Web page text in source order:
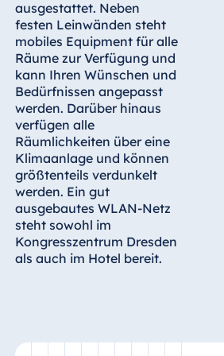
Malta
Antonine Hotel &
Spa Malta
Mauritius
Resort & Spa
Mauritius
ausgestattet. Neben
festen Leinwänden steht
mobiles Equipment für alle
Räume zur Verfügung und
kann Ihren Wünschen und
Bedürfnissen angepasst
werden. Darüber hinaus
verfügen alle
Räumlichkeiten über eine
Klimaanlage und können
größtenteils verdunkelt
werden. Ein gut
ausgebautes WLAN-Netz
steht sowohl im
Kongresszentrum Dresden
als auch im Hotel bereit.